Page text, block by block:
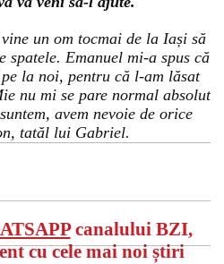
un om tocmai de la Iași să
Emanuel mi-a spus că
la noi, pentru că l-am lăsat
nu mi se pare normal absolut
avem nevoie de orice
tatăl lui Gabriel.
canalului BZI,
cu cele mai noi știri